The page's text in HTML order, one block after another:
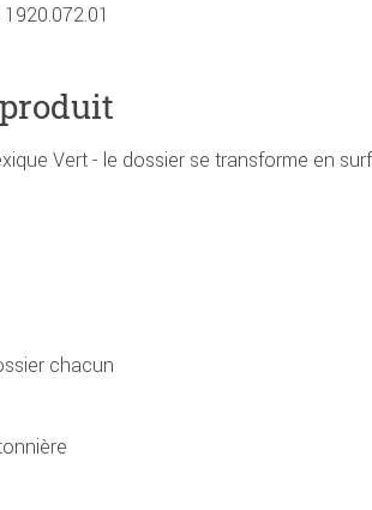
1920.072.01
Vert - le dossier se transforme en
chacun